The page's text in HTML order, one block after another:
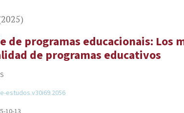
de programas educacionais: Los
de programas educativos
estudos.v30i69.2056